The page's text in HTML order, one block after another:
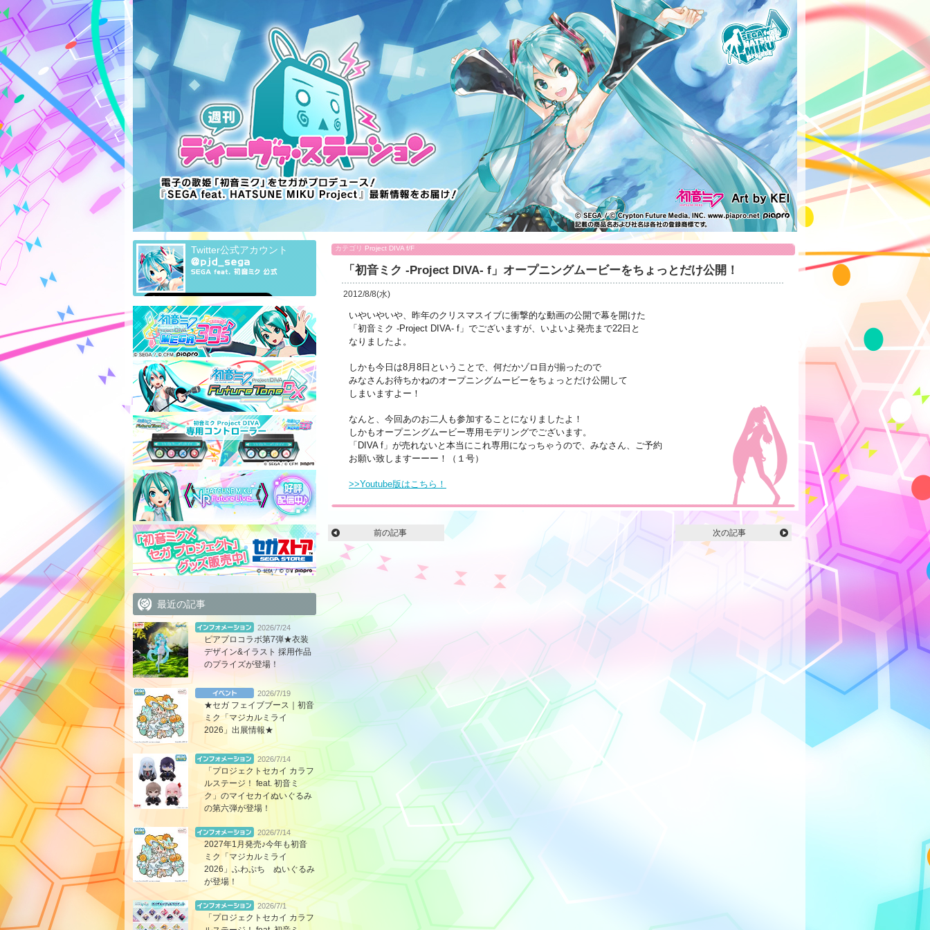
カテゴリ Project DIVA f/F
「初音ミク -Project DIVA- f」オープニングムービーをちょっとだけ公開！
2012/8/8(水)
いやいやいや、昨年のクリスマスイブに衝撃的な動画の公開で幕を開けた
「初音ミク -Project DIVA- f」でございますが、いよいよ発売まで22日と
なりましたよ。
しかも今日は8月8日ということで、何だかゾロ目が揃ったので
みなさんお待ちかねのオープニングムービーをちょっとだけ公開して
しまいますよー！
なんと、今回あのお二人も参加することになりましたよ！
しかもオープニングムービー専用モデリングでございます。
「DIVA f」が売れないと本当にこれ専用になっちゃうので、みなさん、ご予約
お願い致しますーーー！（１号）
>>Youtube版はこちら！
前の記事 次の記事
Twitter公式アカウント
最近の記事
2026/7/24
ピアプロコラボ第7弾★衣装
デザイン&イラスト 採用作品
のプライズが登場！
2026/7/19
★セガ フェイブブース｜初音
ミク「マジカルミライ
2026」出展情報★
2026/7/14
「プロジェクトセカイ カラフ
ルステージ！ feat. 初音ミ
ク」のマイセカイぬいぐるみ
の第六弾が登場！
2026/7/14
2027年1月発売♪今年も初音
ミク「マジカルミライ
2026」ふわぷち ぬいぐるみ
が登場！
2026/7/1
「プロジェクトセカイ カラフ